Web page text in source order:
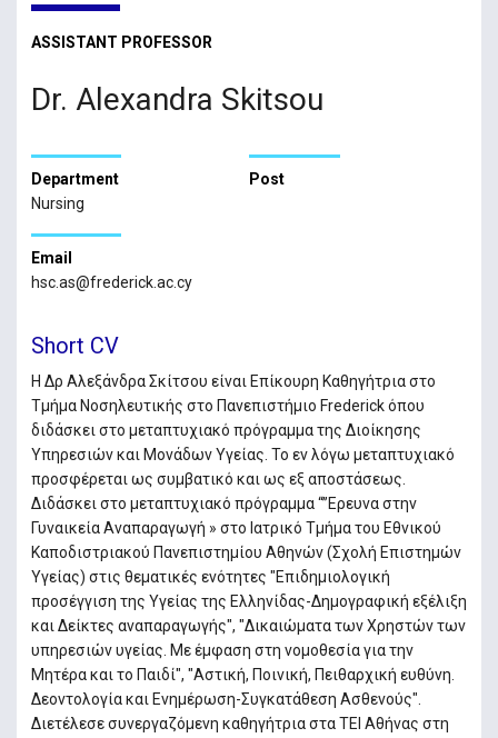
ASSISTANT PROFESSOR
Dr. Alexandra Skitsou
Department
Nursing
Post
Email
hsc.as@frederick.ac.cy
Short CV
Η Δρ Αλεξάνδρα Σκίτσου είναι Επίκουρη Καθηγήτρια στο
Τμήμα Νοσηλευτικής στο Πανεπιστήμιο Frederick όπου
διδάσκει στο μεταπτυχιακό πρόγραμμα της Διοίκησης
Υπηρεσιών και Μονάδων Υγείας. Το εν λόγω μεταπτυχιακό
προσφέρεται ως συμβατικό και ως εξ αποστάσεως.
Διδάσκει στο μεταπτυχιακό πρόγραμμα “’’Ερευνα στην
Γυναικεία Αναπαραγωγή » στο Ιατρικό Τμήμα του Εθνικού
Καποδιστριακού Πανεπιστημίου Αθηνών (Σχολή Επιστημών
Υγείας) στις θεματικές ενότητες "Επιδημιολογική
προσέγγιση της Υγείας της Ελληνίδας-Δημογραφική εξέλιξη
και Δείκτες αναπαραγωγής", "Δικαιώματα των Χρηστών των
υπηρεσιών υγείας. Με έμφαση στη νομοθεσία για την
Μητέρα και το Παιδί", "Αστική, Ποινική, Πειθαρχική ευθύνη.
Δεοντολογία και Ενημέρωση-Συγκατάθεση Ασθενούς".
Διετέλεσε συνεργαζόμενη καθηγήτρια στα ΤΕΙ Αθήνας στη